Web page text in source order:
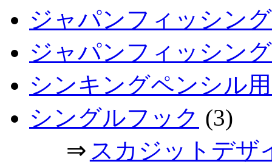
ジャパンフィッシン
ジャパンフィッシン
シンキングペンシル
シングルフック (3)
⇒ スカジットデザ